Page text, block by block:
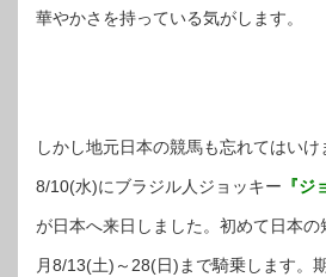
華やかさを持っている気がします。
しかし地元日本の競馬も忘れてはい
8/10(水)にブラジル人ジョッキー 『ジ
が日本へ来日しました。初めて日本
月8/13(土)～28(日)まで騎乗します。